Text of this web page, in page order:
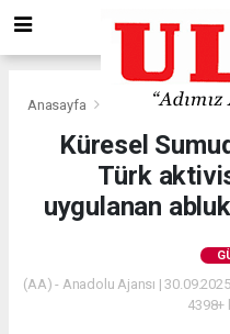
Anasayfa Gündem
Küresel
Türk
uygulanan
(AA) - Anadolu Ajansı |
4398+